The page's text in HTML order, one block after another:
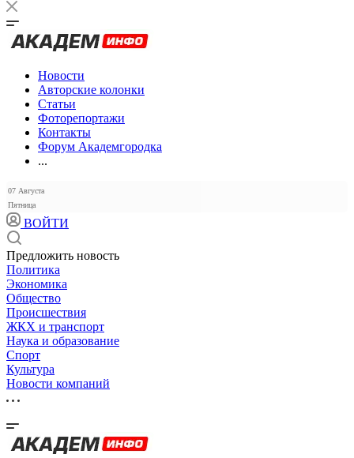
Новости
Авторские колонки
Статьи
Фоторепортажи
Контакты
Форум Академгородка
...
07 Августа
Пятница
ВОЙТИ
Предложить новость
Политика
Экономика
Общество
Происшествия
ЖКХ и транспорт
Наука и образование
Спорт
Культура
Новости компаний